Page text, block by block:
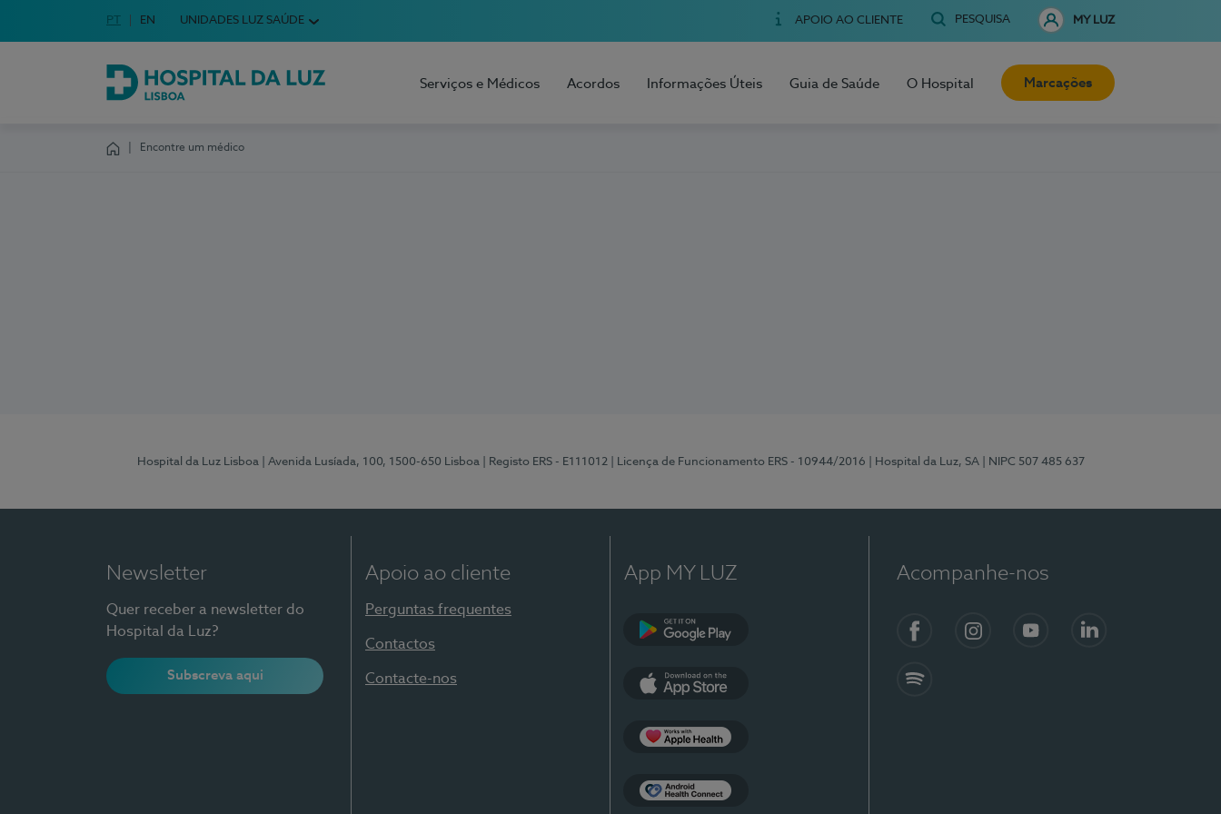
Escolha o seu idioma
Idioma em Português
PT English Language
EN UNIDADES LUZ SAÚDE APOIO AO CLIENTE PESQUISA MY LUZ
Hospital da Luz Lisboa
Serviços e Médicos Acordos Informações Úteis Guia de Saúde O Hospital Marcações
Encontre um médico
Hospital da Luz Lisboa | Avenida Lusíada, 100, 1500-650 Lisboa | Registo ERS - E111012 | Licença de Funcionamento ERS - 10944/2016 | Hospital da Luz, SA | NIPC 507 485 637
Newsletter
Quer receber a newsletter do
Hospital da Luz?
Subscreva aqui
Apoio ao cliente
Perguntas frequentes
Contactos
Contacte-nos
App MY LUZ Acompanhe-nos